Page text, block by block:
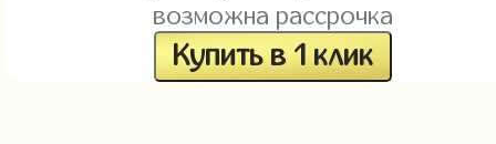
возможна рассрочка
Купить в 1 клик